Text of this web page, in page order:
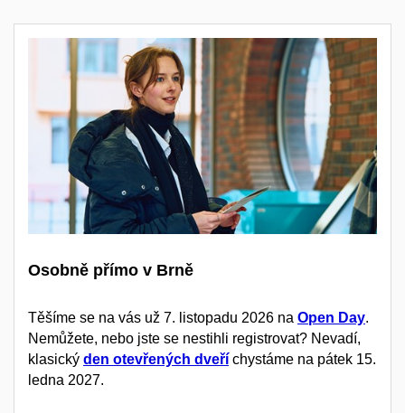
Osobně přímo v Brně
Těšíme se na vás už 7. listopadu 2026 na Open Day.
Nemůžete, nebo jste se nestihli registrovat? Nevadí,
klasický den otevřených dveří chystáme na pátek 15.
ledna 2027.